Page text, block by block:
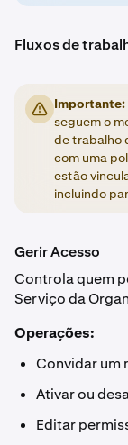
Fluxos de
Importante:
seguem o
de trabalho
com uma
estão
incluindo
Gerir Acesso
Controla quem
Serviço da
Operações:
Convidar um
Ativar ou
Editar